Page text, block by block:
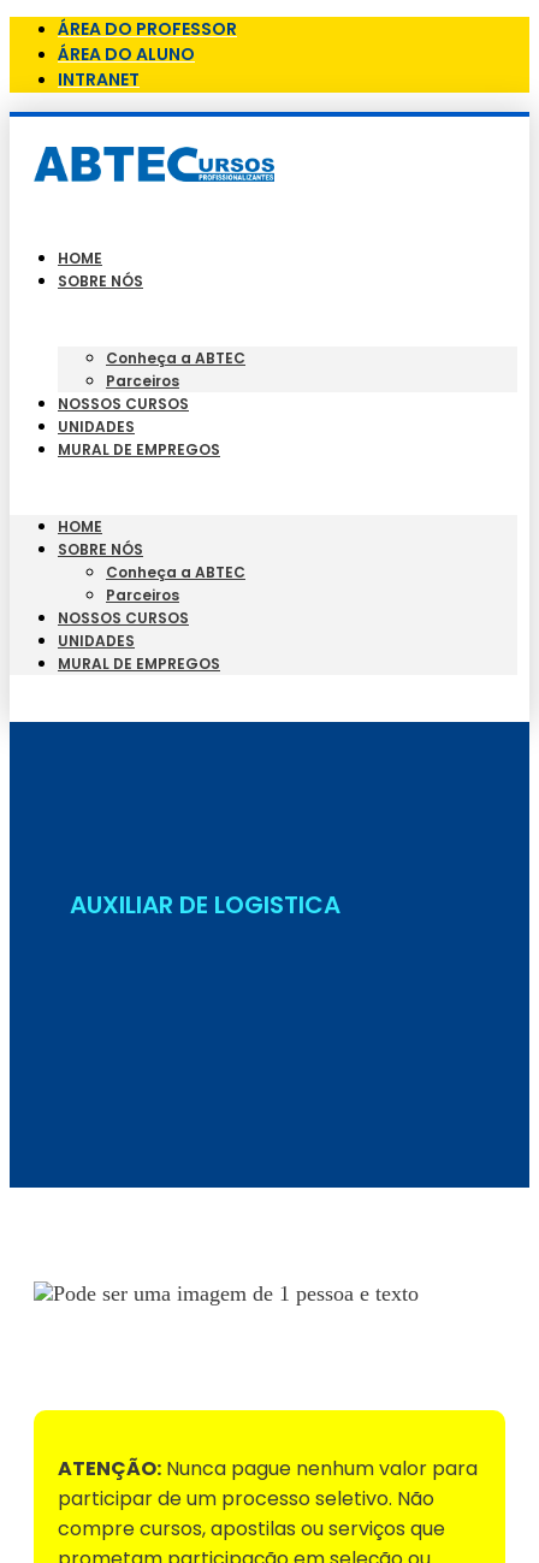
ÁREA DO PROFESSOR
ÁREA DO ALUNO
INTRANET
HOME
SOBRE NÓS
Conheça a ABTEC
Parceiros
NOSSOS CURSOS
UNIDADES
MURAL DE EMPREGOS
HOME
SOBRE NÓS
Conheça a ABTEC
Parceiros
NOSSOS CURSOS
UNIDADES
MURAL DE EMPREGOS
AUXILIAR DE LOGISTICA
ATENÇÃO: Nunca pague nenhum valor para
participar de um processo seletivo. Não
compre cursos, apostilas ou serviços que